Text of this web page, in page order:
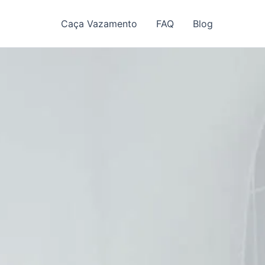
Caça Vazamento FAQ Blog